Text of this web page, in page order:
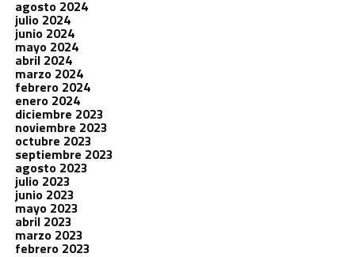
agosto 2024
julio 2024
junio 2024
mayo 2024
abril 2024
marzo 2024
febrero 2024
enero 2024
diciembre 2023
noviembre 2023
octubre 2023
septiembre 2023
agosto 2023
julio 2023
junio 2023
mayo 2023
abril 2023
marzo 2023
febrero 2023